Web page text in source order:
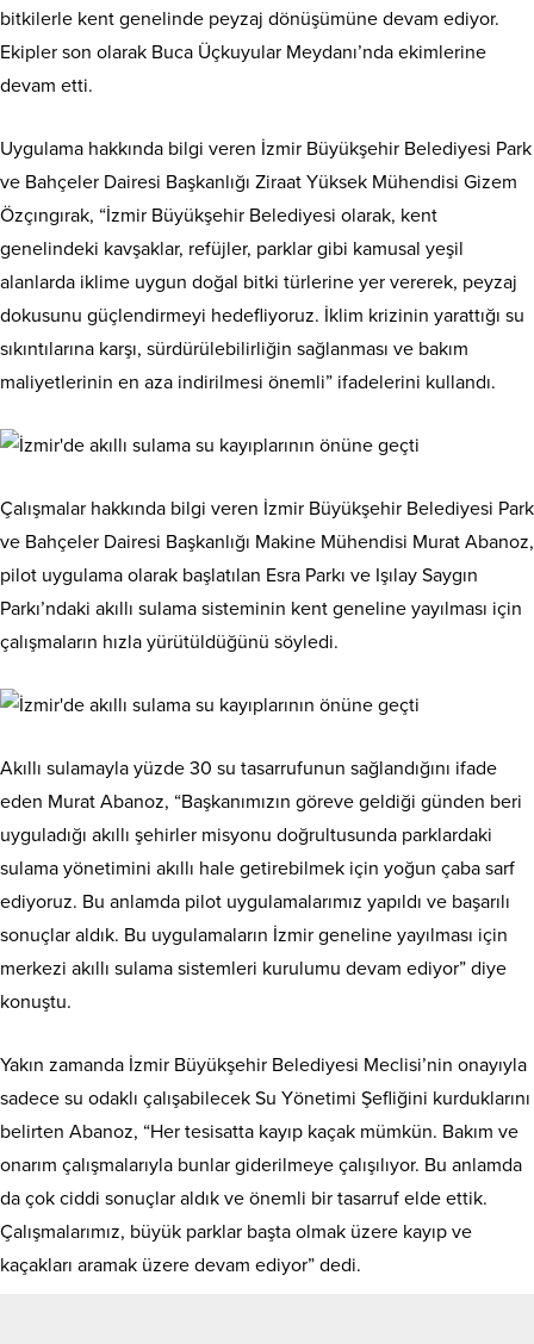
bitkilerle kent genelinde peyzaj dönüşümüne devam ediyor.
Ekipler son olarak Buca Üçkuyular Meydanı’nda ekimlerine
devam etti.
Uygulama hakkında bilgi veren İzmir Büyükşehir Belediyesi Park
ve Bahçeler Dairesi Başkanlığı Ziraat Yüksek Mühendisi Gizem
Özçıngırak, “İzmir Büyükşehir Belediyesi olarak, kent
genelindeki kavşaklar, refüjler, parklar gibi kamusal yeşil
alanlarda iklime uygun doğal bitki türlerine yer vererek, peyzaj
dokusunu güçlendirmeyi hedefliyoruz. İklim krizinin yarattığı su
sıkıntılarına karşı, sürdürülebilirliğin sağlanması ve bakım
maliyetlerinin en aza indirilmesi önemli” ifadelerini kullandı.
Çalışmalar hakkında bilgi veren İzmir Büyükşehir Belediyesi Park
ve Bahçeler Dairesi Başkanlığı Makine Mühendisi Murat Abanoz,
pilot uygulama olarak başlatılan Esra Parkı ve Işılay Saygın
Parkı’ndaki akıllı sulama sisteminin kent geneline yayılması için
çalışmaların hızla yürütüldüğünü söyledi.
Akıllı sulamayla yüzde 30 su tasarrufunun sağlandığını ifade
eden Murat Abanoz, “Başkanımızın göreve geldiği günden beri
uyguladığı akıllı şehirler misyonu doğrultusunda parklardaki
sulama yönetimini akıllı hale getirebilmek için yoğun çaba sarf
ediyoruz. Bu anlamda pilot uygulamalarımız yapıldı ve başarılı
sonuçlar aldık. Bu uygulamaların İzmir geneline yayılması için
merkezi akıllı sulama sistemleri kurulumu devam ediyor” diye
konuştu.
Yakın zamanda İzmir Büyükşehir Belediyesi Meclisi’nin onayıyla
sadece su odaklı çalışabilecek Su Yönetimi Şefliğini kurduklarını
belirten Abanoz, “Her tesisatta kayıp kaçak mümkün. Bakım ve
onarım çalışmalarıyla bunlar giderilmeye çalışılıyor. Bu anlamda
da çok ciddi sonuçlar aldık ve önemli bir tasarruf elde ettik.
Çalışmalarımız, büyük parklar başta olmak üzere kayıp ve
kaçakları aramak üzere devam ediyor” dedi.